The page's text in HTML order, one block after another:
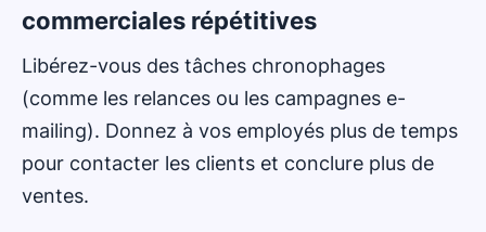
commerciales répétitives
Libérez-vous des tâches chronophages
(comme les relances ou les campagnes e-
mailing). Donnez à vos employés plus de temps
pour contacter les clients et conclure plus de
ventes.